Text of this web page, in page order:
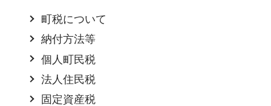
町税について
納付方法等
個人町民税
法人住民税
固定資産税